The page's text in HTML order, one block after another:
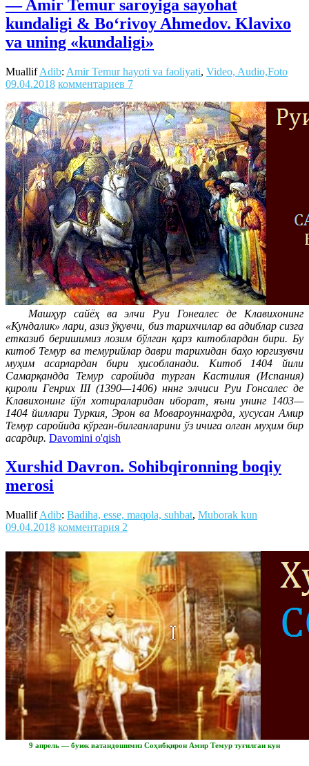
— Amir Temur saroyiga sayohat
kundaligi & Bo‘rivoy Ahmedov. Klavixo
va uning «kundaligi»
MuallifAdib: Amir Temur hayoti va faoliyati, Video, Audio,Foto
09.04.2018 комментариев 7
Машҳур сайёҳ ва элчи Руи Гонеалес де Клавихонинг
«Кундалик» лари, азиз ўқувчи, биз тарихчилар ва адиблар сизга
етказиб беришимиз лозим бўлган қарз китоблардан бири. Бу
китоб Темур ва темурийлар даври тарихидан баҳо юргизувчи
муҳим асарлардан бири ҳисобланади. Китоб 1404 йили
Самарқандда Темур саройида турган Кастилия (Испания)
қироли Генрих III (1390—1406) нннг элчиси Руи Гонсалес де
Клавихонинг йўл хотираларидан иборат, яъни унинг 1403—
1404 йиллари Туркия, Эрон ва Мовароуннаҳрда, хусусан Амир
Темур саройида кўрган-билганларини ўз ичига олган муҳим бир
асардир. Davomini o'qish
Xurshid Davron. Sohibqironning boqiy
merosi
MuallifAdib: Badiha, esse, maqola, suhbat, Muborak kun
09.04.2018 комментария 2
9 апрель — буюк ватандошимиз Соҳибқирон Амир Темур туғилган кун